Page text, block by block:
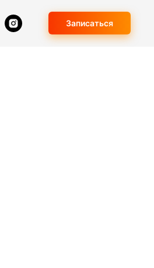
Записаться